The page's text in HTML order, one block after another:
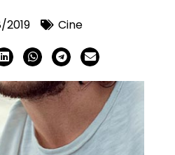
2019 Cine